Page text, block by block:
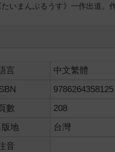
いまんぶるうす》一作出道。
言 中文繁體
9786264358125
數
208
版地
台灣
音